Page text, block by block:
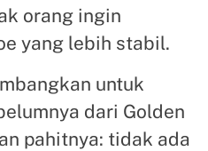
orang ingin
yang lebih stabil.
untuk
dari Golden
pahitnya: tidak ada